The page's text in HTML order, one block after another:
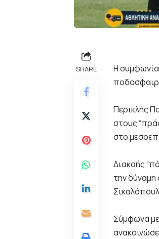
SHARE
Η
Περικλής
στους
στο
Διακαής
την
Σύμφωνα